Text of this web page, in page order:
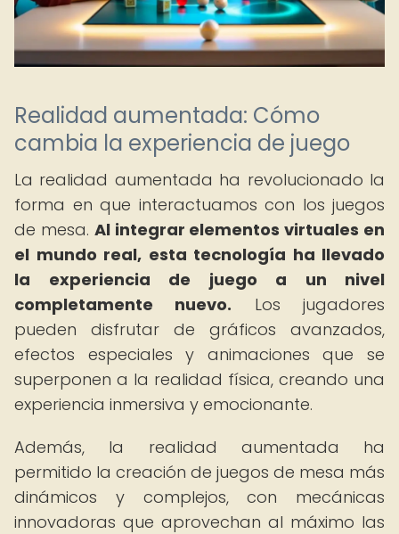
Realidad aumentada: Cómo
cambia la experiencia de juego
La realidad aumentada ha revolucionado la
forma en que interactuamos con los juegos
de mesa. Al integrar elementos virtuales en
el mundo real, esta tecnología ha llevado
la experiencia de juego a un nivel
completamente nuevo. Los jugadores
pueden disfrutar de gráficos avanzados,
efectos especiales y animaciones que se
superponen a la realidad física, creando una
experiencia inmersiva y emocionante.
Además, la realidad aumentada ha
permitido la creación de juegos de mesa más
dinámicos y complejos, con mecánicas
innovadoras que aprovechan al máximo las